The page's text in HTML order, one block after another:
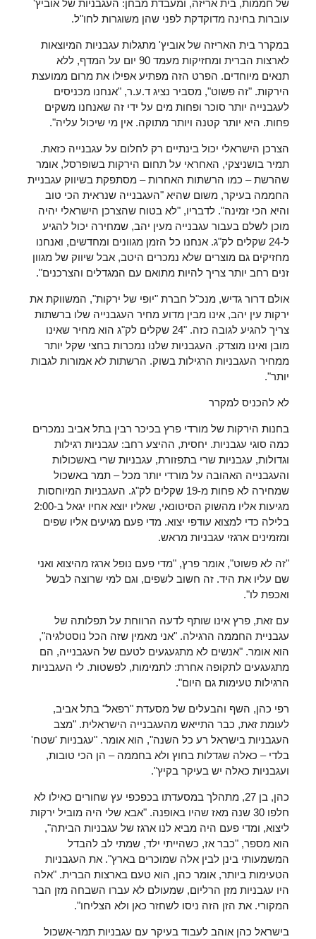
של חממות, בית אריזה, ומעבדת מבחן: העגבניות של אוביץ'
עוברות בחינה מדוקדקת לפני שהן משוגרות לחו"ל.
במקרר בית האריזה של אוביץ' מתגלות עגבניות המיוצאות
לארצות הברית ומחזיקות מעמד 90 יום על המדף, ללא
תנאים מיוחדים. הפרט הזה מפתיע אפילו את מרום ממועצת
הירקות. "זה פשוט", מסביר נציג ד.ע.ר, "אנחנו מכניסים
לעגבנייה יותר סוכר ופחות מים על ידי זה שאנחנו משקים
פחות. היא יותר קטנה ויותר מתוקה. אין מי שיכול עליה".
הצרכן הישראלי יכול בינתיים רק לחלום על עגבנייה כזאת.
תמיר בושניצקי, האחראי על תחום הירקות בשופרסל, אומר
שהרשת – כמו הרשתות האחרות – מסתפקת בשיווק עגבניית
החממה בעיקר, משום שהיא "העגבנייה שנראית הכי טוב
והיא הכי זמינה". לדבריו, "לא בטוח שהצרכן הישראלי יהיה
מוכן לשלם בעבור עגבנייה מעין יהב, שמחירה יכול להגיע
ל-24 שקלים לק"ג. אנחנו כל הזמן מגוונים ומחדשים, ואנחנו
מחזיקים גם מוצרים שלא נמכרים היטב, אבל שיווק של מגוון
זנים רחב יותר צריך להיות מתואם עם המגדלים והצרכנים".
אולם דרור גדיש, מנכ"ל חברת "יופי של ירקות", המשווקת את
ירקות עין יהב, אינו מבין מדוע מחיר העגבנייה שלו ברשתות
צריך להגיע לגובה כזה. "24 שקלים לק"ג הוא מחיר שאינו
מובן ואינו מוצדק. העגבניות שלנו נמכרות בחצי שקל יותר
ממחיר העגבניות הרגילות בשוק. הרשתות לא אמורות לגבות
יותר".
לא להכניס למקרר
בחנות הירקות של מורדי פרץ בכיכר רבין בתל אביב נמכרים
כמה סוגי עגבניות. יחסית, ההיצע רחב: עגבניות רגילות
וגדולות, עגבניות שרי בתפזורת, עגבניות שרי באשכולות
והעגבנייה האהובה על מורדי יותר מכל – תמר באשכול
שמחירה לא פחות מ-19 שקלים לק"ג. העגבניות המיוחסות
מגיעות אליו מהשוק הסיטונאי, שאליו יוצא אחיו יגאל ב-2:00
בלילה כדי למצוא עודפי יצוא. מדי פעם מגיעים אליו שפים
ומזמינים ארגזי עגבניות מראש.
"זה לא פשוט", אומר פרץ, "מדי פעם נופל ארגז מהיצוא ואני
שם עליו את היד. זה חשוב לשפים, וגם למי שרוצה לבשל
ואכפת לו".
עם זאת, פרץ אינו שותף לדעה הרווחת על תפלותה של
עגבניית החממה הרגילה. "אני מאמין שזה הכל נוסטלגיה",
הוא אומר. "אנשים לא מתגעגעים לטעם של העגבנייה, הם
מתגעגעים לתקופה אחרת: לתמימות, לפשטות. לי העגבניות
הרגילות טעימות גם היום".
רפי כהן, השף והבעלים של מסעדת "רפאל" בתל אביב,
לעומת זאת, כבר התייאש מהעגבנייה הישראלית. "מצב
העגבניות בישראל רע כל השנה", הוא אומר. "עגבניות 'שטח'
בלדי – כאלה שגדלות בחוץ ולא בחממה – הן הכי טובות,
ועגבניות כאלה יש בעיקר בקיץ".
כהן, בן 27, מתהלך במסעדתו בכפכפי עץ שחורים כאילו לא
חלפו 30 שנה מאז שהיו באופנה. "אבא שלי היה מוביל ירקות
ליצוא, ומדי פעם היה מביא לנו ארגז של עגבניות הביתה",
הוא מספר, "כבר אז, כשהייתי ילד, שמתי לב להבדל
המשמעותי בינן לבין אלה שמוכרים בארץ". את העגבניות
הטעימות ביותר, אומר כהן, הוא טעם בארצות הברית. "אלה
היו עגבניות מזן הרליום, שמעולם לא עברו השבחה מזן הבר
המקורי. את הזן הזה ניסו לשחזר כאן ולא הצליחו".
בישראל כהן אוהב לעבוד בעיקר עם עגבניות תמר-אשכול